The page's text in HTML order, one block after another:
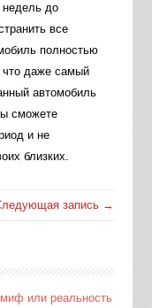
недель до
все
полностью
что даже самый
автомобиль
сможете
и не
близких.
запись →
или реальность